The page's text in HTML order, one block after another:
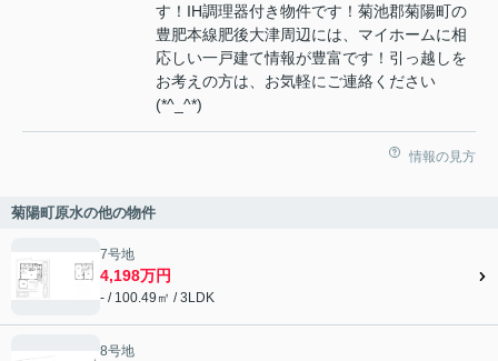
す！IH調理器付き物件です！菊池郡菊陽町の
豊肥本線肥後大津周辺には、マイホームに相
応しい一戸建て情報が豊富です！引っ越しを
お考えの方は、お気軽にご連絡ください
(*^_^*)
情報の見方
菊陽町原水の他の物件
7号地
4,198万円
- / 100.49㎡ / 3LDK
8号地